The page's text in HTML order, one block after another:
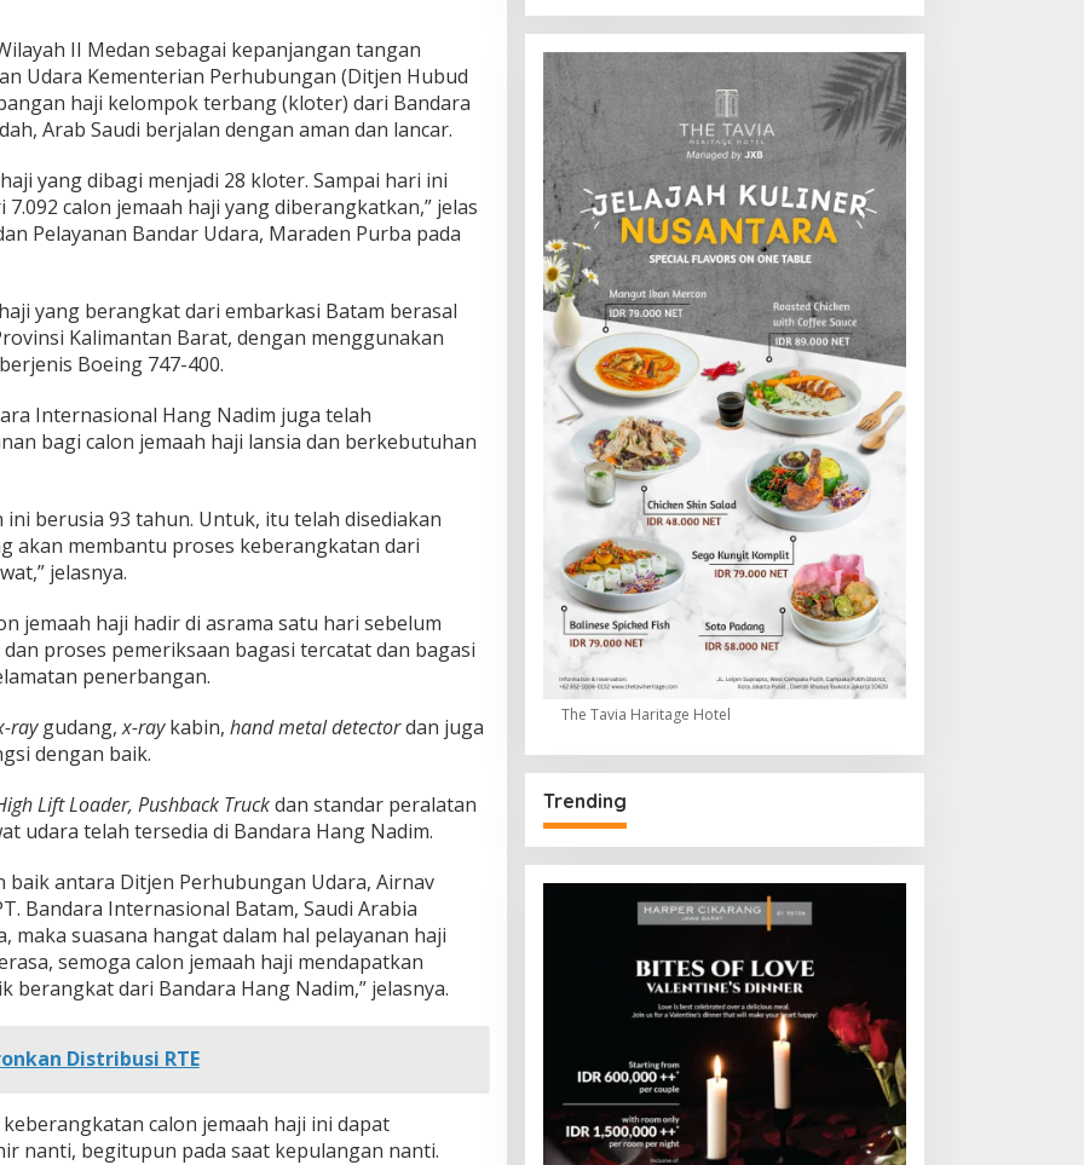
II Medan sebagai kepanjangan tangan
Udara Kementerian Perhubungan (Ditjen Hubud
haji kelompok terbang (kloter) dari Bandara
Arab Saudi berjalan dengan aman dan lancar.
yang dibagi menjadi 28 kloter. Sampai hari ini
calon jemaah haji yang diberangkatkan,” jelas
Pelayanan Bandar Udara, Maraden Purba pada
yang berangkat dari embarkasi Batam berasal
Kalimantan Barat, dengan menggunakan
Boeing 747-400.
Internasional Hang Nadim juga telah
bagi calon jemaah haji lansia dan berkebutuhan
berusia 93 tahun. Untuk, itu telah disediakan
akan membantu proses keberangkatan dari
jelasnya.
jemaah haji hadir di asrama satu hari sebelum
proses pemeriksaan bagasi tercatat dan bagasi
penerbangan.
raygudang,x-raykabin, hand metal detectordan juga
dengan baik.
Lift Loader, Pushback Truckdan standar peralatan
udara telah tersedia di Bandara Hang Nadim.
baik antara Ditjen Perhubungan Udara, Airnav
Bandara Internasional Batam, Saudi Arabia
maka suasana hangat dalam hal pelayanan haji
semoga calon jemaah haji mendapatkan
berangkat dari Bandara Hang Nadim,” jelasnya.
Distribusi RTE
calon jemaah haji ini dapat
nanti, begitupun pada saat kepulangan nanti.
The Tavia Haritage Hotel
Trending